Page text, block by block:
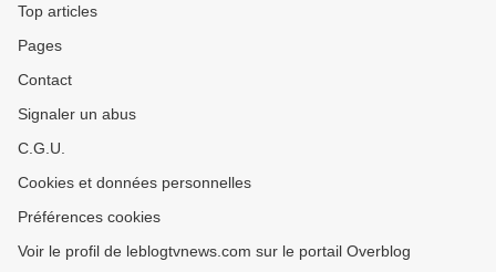
Top articles
Pages
Contact
Signaler un abus
C.G.U.
Cookies et données personnelles
Préférences cookies
Voir le profil de leblogtvnews.com sur le portail Overblog